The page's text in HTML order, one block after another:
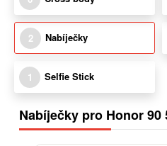
2 Nabíječky
1 Selfie Stick
Nabíječky pro Honor 90